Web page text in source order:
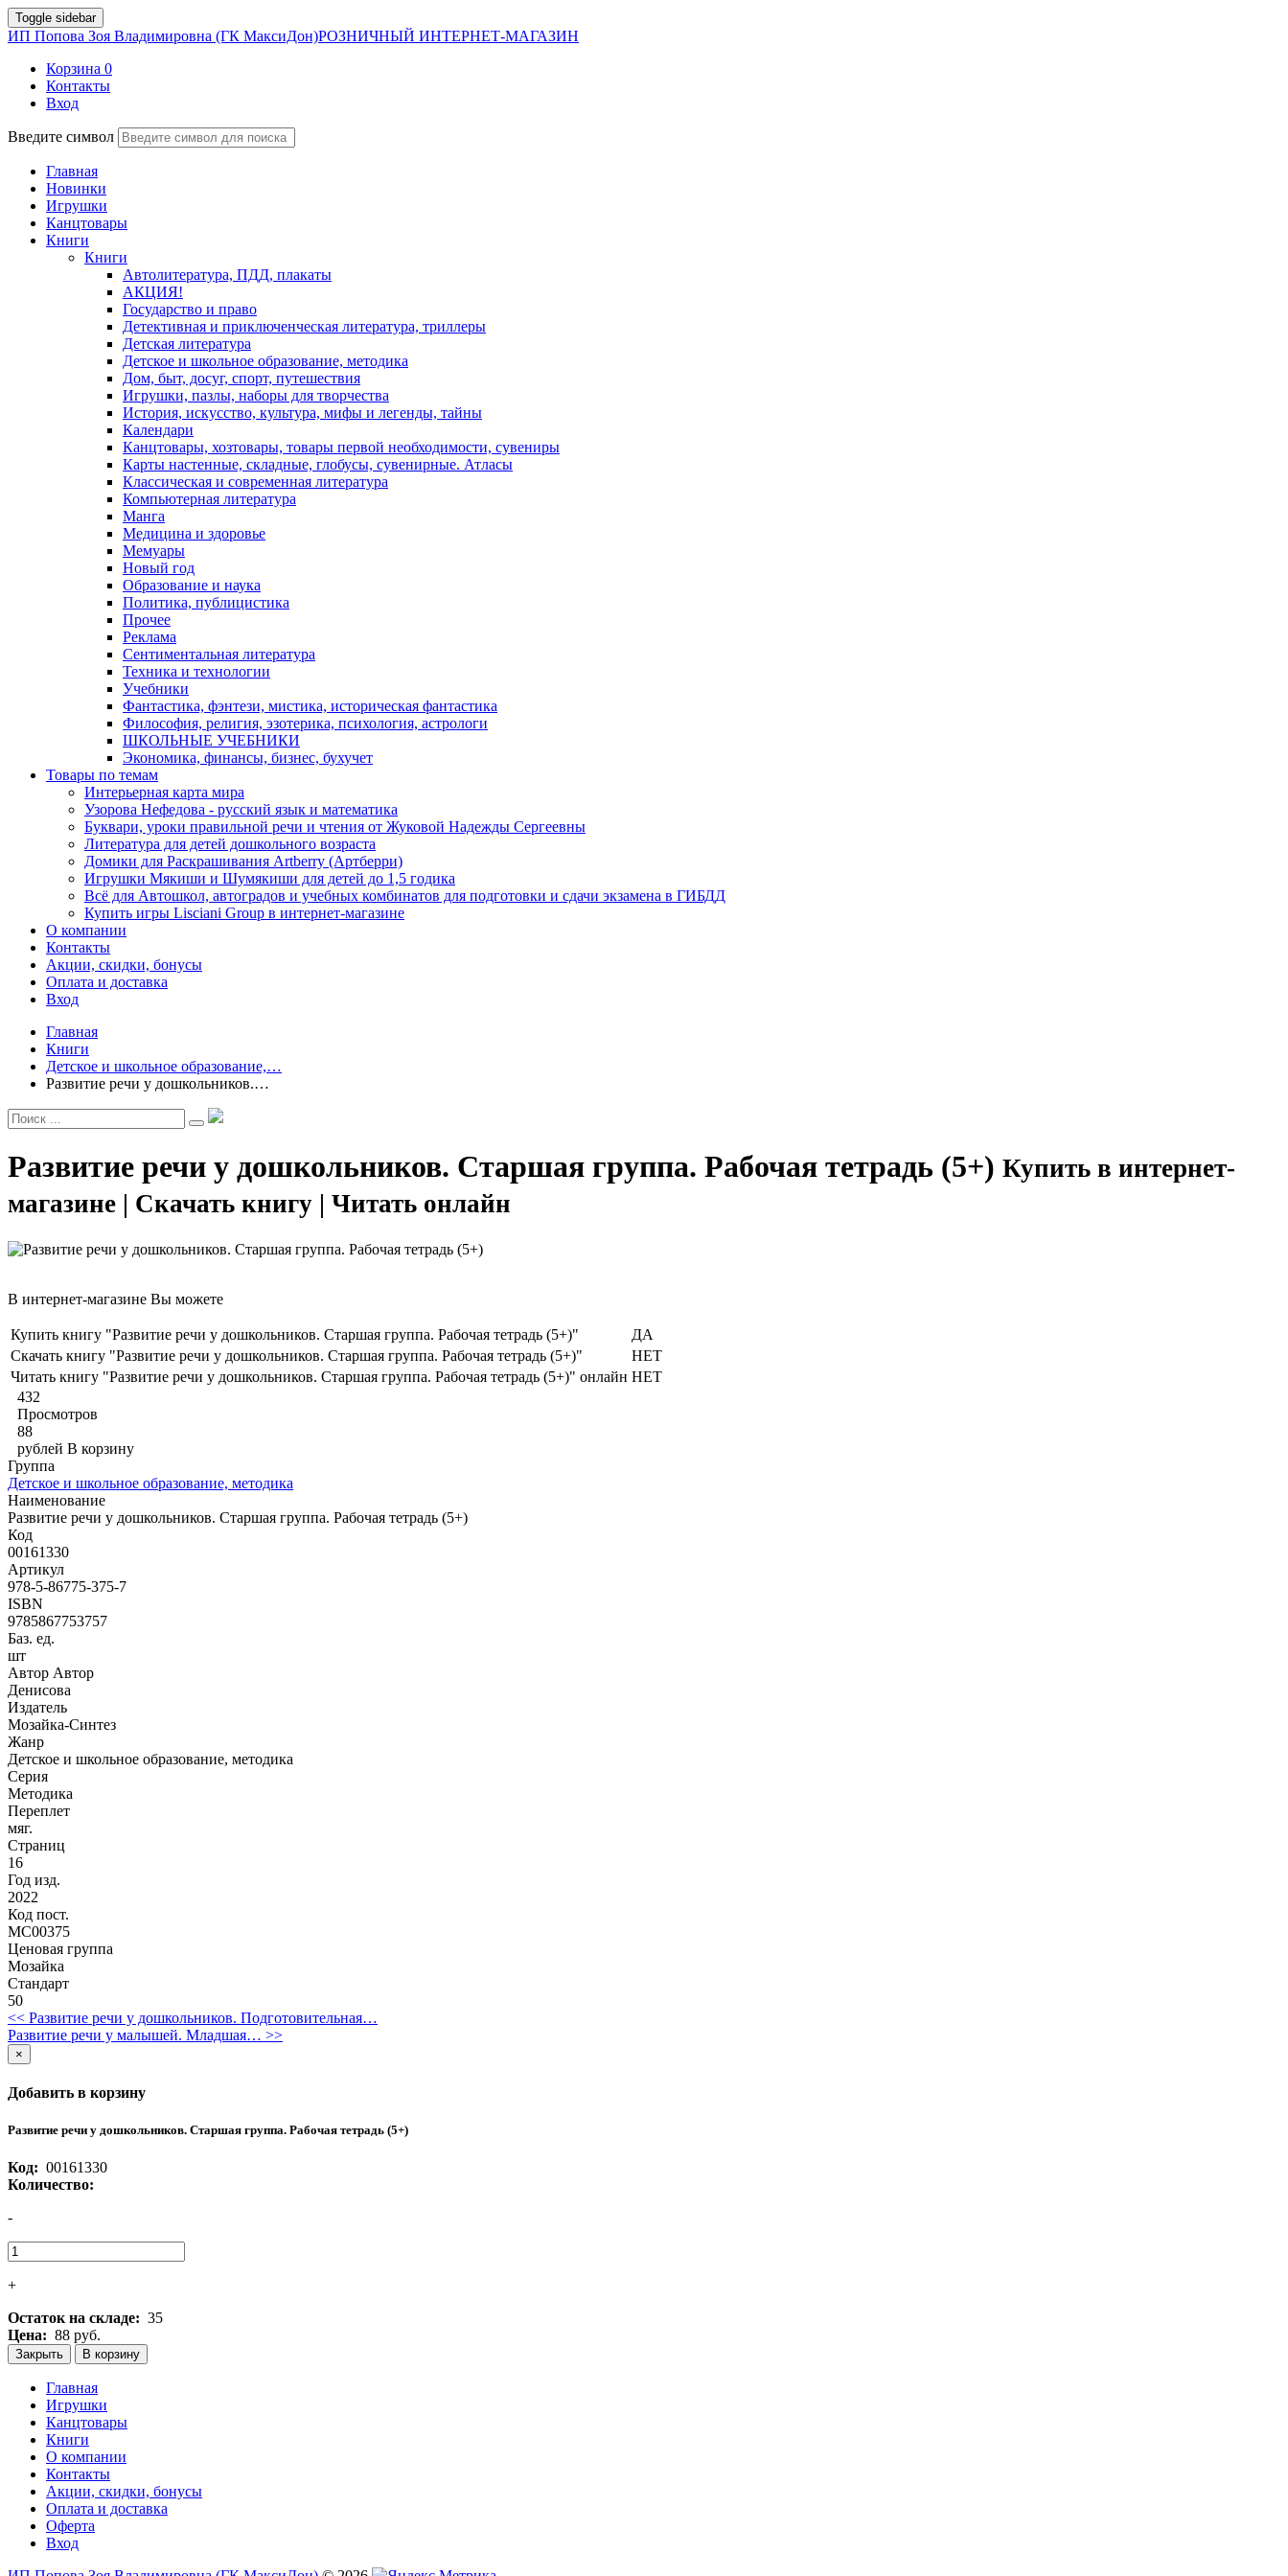
Toggle sidebar
ИП Попова Зоя Владимировна (ГК МаксиДон)РОЗНИЧНЫЙ ИНТЕРНЕТ-МАГАЗИН
Корзина 0
Контакты
Вход
Введите символ
Главная
Новинки
Игрушки
Канцтовары
Книги
Книги
Автолитература, ПДД, плакаты
АКЦИЯ!
Государство и право
Детективная и приключенческая литература, триллеры
Детская литература
Детское и школьное образование, методика
Дом, быт, досуг, спорт, путешествия
Игрушки, пазлы, наборы для творчества
История, искусство, культура, мифы и легенды, тайны
Календари
Канцтовары, хозтовары, товары первой необходимости, сувениры
Карты настенные, складные, глобусы, сувенирные. Атласы
Классическая и современная литература
Компьютерная литература
Манга
Медицина и здоровье
Мемуары
Новый год
Образование и наука
Политика, публицистика
Прочее
Реклама
Сентиментальная литература
Техника и технологии
Учебники
Фантастика, фэнтези, мистика, историческая фантастика
Философия, религия, эзотерика, психология, астрологи
ШКОЛЬНЫЕ УЧЕБНИКИ
Экономика, финансы, бизнес, бухучет
Товары по темам
Интерьерная карта мира
Узорова Нефедова - русский язык и математика
Буквари, уроки правильной речи и чтения от Жуковой Надежды Сергеевны
Литература для детей дошкольного возраста
Домики для Раскрашивания Artberry (Артберри)
Игрушки Мякиши и Шумякиши для детей до 1,5 годика
Всё для Автошкол, автоградов и учебных комбинатов для подготовки и сдачи экзамена в ГИБДД
Купить игры Lisciani Group в интернет-магазине
О компании
Контакты
Акции, скидки, бонусы
Оплата и доставка
Вход
Главная
Книги
Детское и школьное образование,…
Развитие речи у дошкольников.…
Развитие речи у дошкольников. Старшая группа. Рабочая тетрадь (5+) Купить в интернет-
магазине | Скачать книгу | Читать онлайн
В интернет-магазине Вы можете
Купить книгу "Развитие речи у дошкольников. Старшая группа. Рабочая тетрадь (5+)"
ДА
Скачать книгу "Развитие речи у дошкольников. Старшая группа. Рабочая тетрадь (5+)"
НЕТ
Читать книгу "Развитие речи у дошкольников. Старшая группа. Рабочая тетрадь (5+)" онлайн НЕТ
432
Просмотров
88
рублей В корзину
Группа
Детское и школьное образование, методика
Наименование
Развитие речи у дошкольников. Старшая группа. Рабочая тетрадь (5+)
Код
00161330
Артикул
978-5-86775-375-7
ISBN
9785867753757
Баз. ед.
шт
Автор Автор
Денисова
Издатель
Мозайка-Синтез
Жанр
Детское и школьное образование, методика
Серия
Методика
Переплет
мяг.
Страниц
16
Год изд.
2022
Код пост.
МС00375
Ценовая группа
Мозайка
Стандарт
50
<< Развитие речи у дошкольников. Подготовительная…
Развитие речи у малышей. Младшая… >>
×
Добавить в корзину
Развитие речи у дошкольников. Старшая группа. Рабочая тетрадь (5+)
Код: 00161330
Количество:
-
+
Остаток на складе: 35
Цена: 88 руб.
Закрыть В корзину
Главная
Игрушки
Канцтовары
Книги
О компании
Контакты
Акции, скидки, бонусы
Оплата и доставка
Оферта
Вход